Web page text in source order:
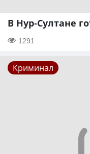
В Нур-Султане
1291
Криминал